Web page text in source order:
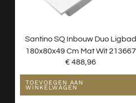
Santino SQ Inbouw Duo Ligbad
180x80x49 Cm Mat Wit 213667
€ 488,96
TOEVOEGEN AAN
WINKELWAGEN